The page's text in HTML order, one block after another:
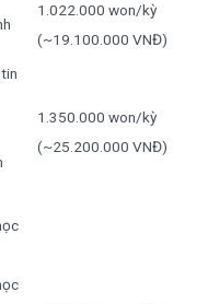
1.022.000 won/kỳ
(~19.100.000 VNĐ)
1.350.000 won/kỳ
(~25.200.000 VNĐ)